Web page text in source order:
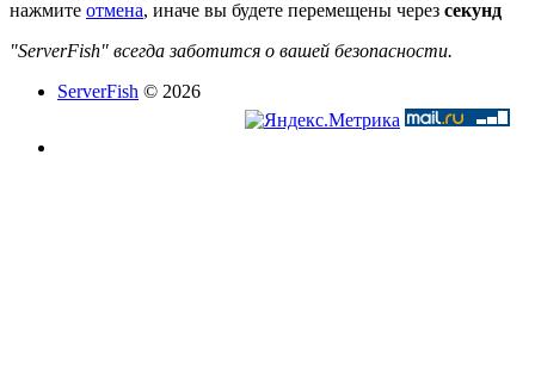
нажмите отмена, иначе вы будете перемещены через секунд
"ServerFish" всегда заботится о вашей безопасности.
ServerFish © 2026